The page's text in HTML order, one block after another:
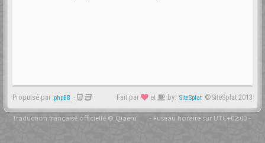
Propulsé par phpBB - Fait par et by: SiteSplat ©SiteSplat 2013
Traduction française officielle © Qiaeru - Fuseau horaire sur UTC+02:00-